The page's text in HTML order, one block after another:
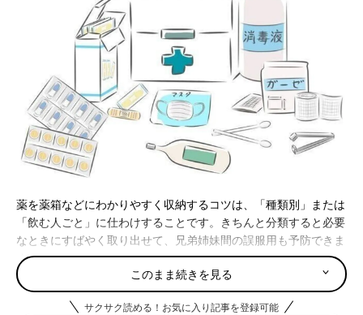
薬を薬箱などにわかりやすく収納するコツは、「種類別」または
「飲む人ごと」に仕わけすることです。きちんと分類すると必要
なときにすばやく取り出せて、兄弟姉妹間の誤服用も予防できま
す。
種類別にわける
このまま続きを見る
サクサク読める！お気に入り記事を登録可能